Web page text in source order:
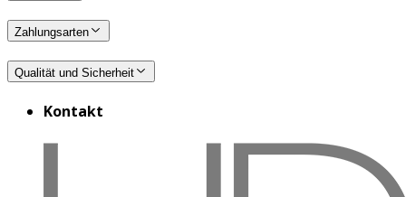
Zahlungsarten
Qualität und Sicherheit
Kontakt